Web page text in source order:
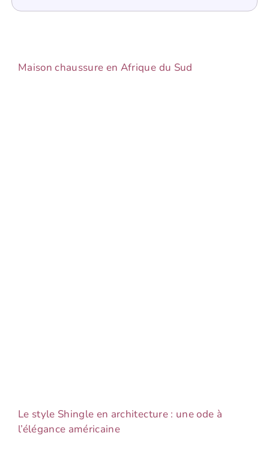
Maison chaussure en Afrique du Sud
Le style Shingle en architecture : une ode à
l’élégance américaine